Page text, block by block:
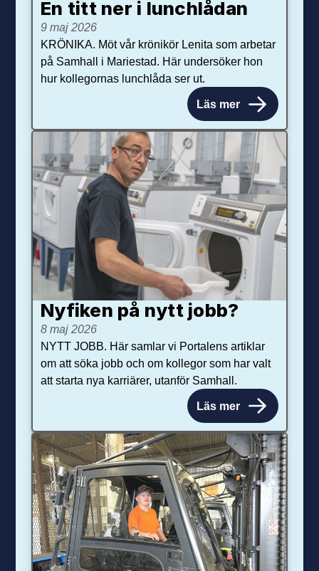
En titt ner i lunchlådan
9 maj 2026
KRÖNIKA. Möt vår krönikör Lenita som arbetar
på Samhall i Mariestad. Här undersöker hon
hur kollegornas lunchlåda ser ut.
Läs mer
Nyfiken på nytt jobb?
8 maj 2026
NYTT JOBB. Här samlar vi Portalens artiklar
om att söka jobb och om kollegor som har valt
att starta nya karriärer, utanför Samhall.
Läs mer